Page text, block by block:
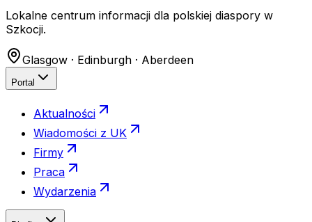
Lokalne centrum informacji dla polskiej diaspory w
Szkocji.
Glasgow · Edinburgh · Aberdeen
Portal
Aktualności
Wiadomości z UK
Firmy
Praca
Wydarzenia